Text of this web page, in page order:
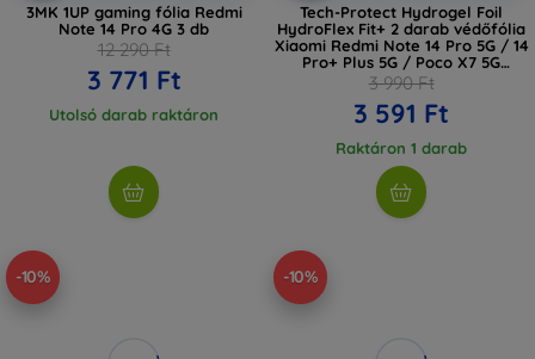
3MK 1UP gaming fólia Redmi
Note 14 Pro 4G 3 db
12 290 Ft
3 771 Ft
Utolsó darab raktáron
Tech-Protect Hydrogel Foil
HydroFlex Fit+ 2 darab védőfólia
Xiaomi Redmi Note 14 Pro 5G / 14
Pro+ Plus 5G / Poco X7 5G
átlátszó (5906302361434)
3 990 Ft
3 591 Ft
Raktáron 1 darab
-10% -10%